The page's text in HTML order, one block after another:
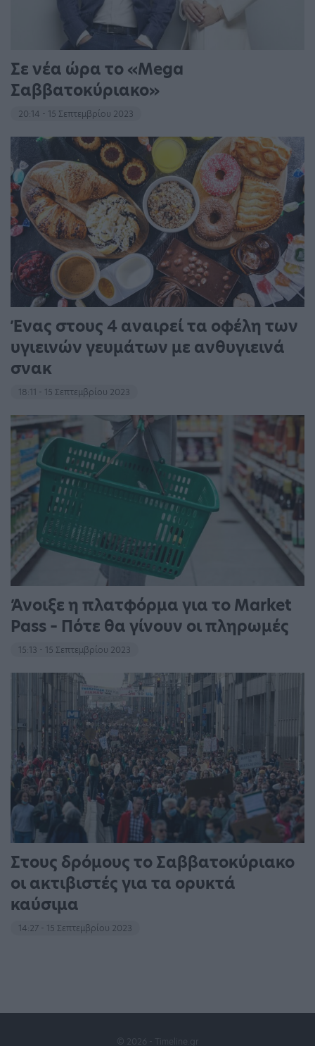
Σε νέα ώρα το «Mega
Σαββατοκύριακο»
20:14 - 15 Σεπτεμβρίου 2023
Ένας στους 4 αναιρεί τα οφέλη των
υγιεινών γευμάτων με ανθυγιεινά
σνακ
18:11 - 15 Σεπτεμβρίου 2023
Άνοιξε η πλατφόρμα για το Market
Pass – Πότε θα γίνουν οι πληρωμές
15:13 - 15 Σεπτεμβρίου 2023
Στους δρόμους το Σαββατοκύριακο
οι ακτιβιστές για τα ορυκτά
καύσιμα
14:27 - 15 Σεπτεμβρίου 2023
© 2026 - Timeline.gr